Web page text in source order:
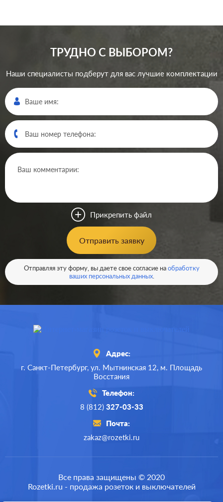
Производ.:
пластмасса
Кол-во клавиш:
Подсветка: без подсветки
184Р
В корзину
Производ.: Legrand
Etika
ТРУДНО С ВЫБОРОМ?
Наши специалисты подберут для вас лучшие комплектации
Отправить заявку
Прикрепить файл
Отправляя эту форму, вы даете свое согласие наобработку
ваших персональных данных.
Адрес:
г. Санкт-Петербург, ул. Мытнинская 12, м. Площадь
Восстания
Телефон:
8 (812) 327-03-33
Почта:
zakaz@rozetki.ru
Все права защищены © 2020
Rozetki.ru - продажа розеток и выключателей